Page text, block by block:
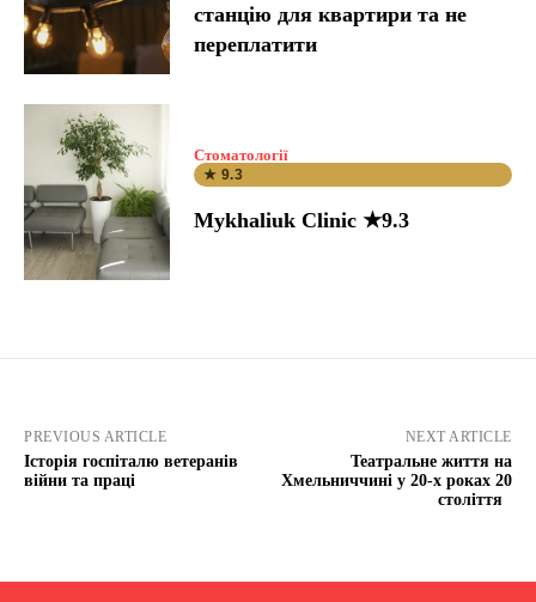
станцію для квартири та не
переплатити
Стоматології
★ 9.3
Mykhaliuk Clinic ★9.3
PREVIOUS ARTICLE
Історія госпіталю ветеранів
війни та праці
NEXT ARTICLE
Театральне життя на
Хмельниччині у 20-х роках 20
століття